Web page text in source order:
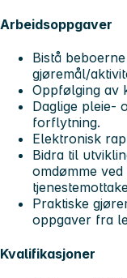
Arbeidsoppgaver
Bistå
gjøremål/
Oppfølging av
Daglige pleie-
forflytning.
Elektronisk
Bidra til
omdømme
Praktiske
oppgaver fra
Kvalifikasjoner